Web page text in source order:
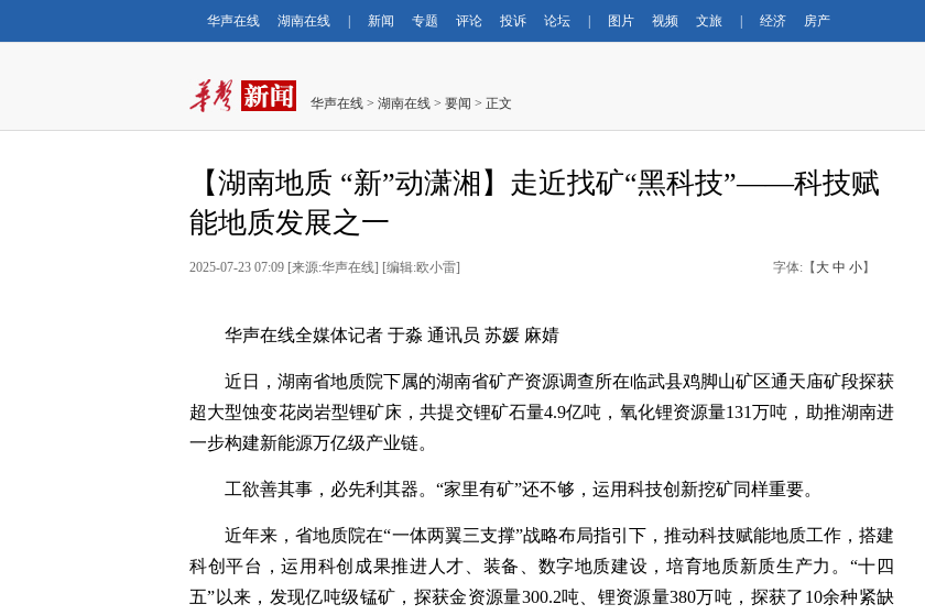
华声在线 湖南在线 新闻 专题 评论 投诉 论坛 图片 视频 文旅 经济 房产
华声在线 > 湖南在线 > 要闻 > 正文
【湖南地质 “新”动潇湘】走近找矿“黑科技”——科技赋
能地质发展之一
2025-07-23 07:09 [来源:华声在线] [编辑:欧小雷] 字体:【 大 中 小】
华声在线全媒体记者 于淼 通讯员 苏媛 麻婧
近日，湖南省地质院下属的湖南省矿产资源调查所在临武县鸡脚山矿区通天庙矿段探获
超大型蚀变花岗岩型锂矿床，共提交锂矿石量4.9亿吨，氧化锂资源量131万吨，助推湖南进
一步构建新能源万亿级产业链。
工欲善其事，必先利其器。“家里有矿”还不够，运用科技创新挖矿同样重要。
近年来，省地质院在“一体两翼三支撑”战略布局指引下，推动科技赋能地质工作，搭建
科创平台，运用科创成果推进人才、装备、数字地质建设，培育地质新质生产力。“十四
五”以来，发现亿吨级锰矿，探获金资源量300.2吨、锂资源量380万吨，探获了10余种紧缺